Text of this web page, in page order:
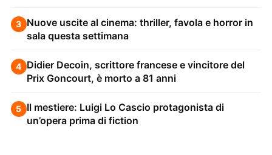
3 Nuove uscite al cinema: thriller, favola e horror in
sala questa settimana
4 Didier Decoin, scrittore francese e vincitore del
Prix Goncourt, è morto a 81 anni
5 Il mestiere: Luigi Lo Cascio protagonista di
un’opera prima di fiction